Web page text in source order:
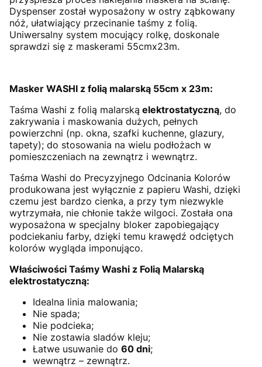
Dyspenser został wyposażony w ostry ząbkowany
nóż, ułatwiający przecinanie taśmy z folią.
Uniwersalny system mocujący rolkę, doskonale
sprawdzi się z maskerami 55cmx23m.
Masker WASHI z folią malarską 55cm x 23m:
Taśma Washi z folią malarską elektrostatyczną, do
zakrywania i maskowania dużych, pełnych
powierzchni (np. okna, szafki kuchenne, glazury,
tapety); do stosowania na wielu podłożach w
pomieszczeniach na zewnątrz i wewnątrz.
Taśma Washi do Precyzyjnego Odcinania Kolorów
produkowana jest wyłącznie z papieru Washi, dzięki
czemu jest bardzo cienka, a przy tym niezwykle
wytrzymała, nie chłonie także wilgoci. Została ona
wyposażona w specjalny bloker zapobiegający
podciekaniu farby, dzięki temu krawędź odciętych
kolorów wygląda imponująco.
Właściwości Taśmy Washi z Folią Malarską
elektrostatyczną:
Idealna linia malowania;
Nie spada;
Nie podcieka;
Nie zostawia sladów kleju;
Łatwe usuwanie do 60 dni;
wewnątrz – zewnątrz.